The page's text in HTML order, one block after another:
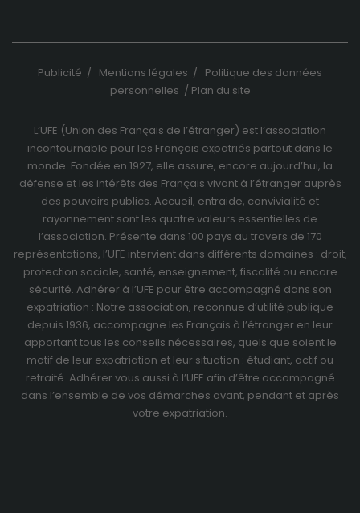
Publicité / Mentions légales / Politique des données
personnelles / Plan du site
L’UFE (Union des Français de l’étranger) est l’association
incontournable pour les Français expatriés partout dans le
monde. Fondée en 1927, elle assure, encore aujourd’hui, la
défense et les intérêts des Français vivant à l’étranger auprès
des pouvoirs publics. Accueil, entraide, convivialité et
rayonnement sont les quatre valeurs essentielles de
l’association. Présente dans 100 pays au travers de 170
représentations, l’UFE intervient dans différents domaines : droit,
protection sociale, santé, enseignement, fiscalité ou encore
sécurité. Adhérer à l’UFE pour être accompagné dans son
expatriation : Notre association, reconnue d’utilité publique
depuis 1936, accompagne les Français à l’étranger en leur
apportant tous les conseils nécessaires, quels que soient le
motif de leur expatriation et leur situation : étudiant, actif ou
retraité. Adhérer vous aussi à l’UFE afin d’être accompagné
dans l’ensemble de vos démarches avant, pendant et après
votre expatriation.
Ces
sont pas
optionnels
sont
bon
du site.
Ces cookies
sont
pour